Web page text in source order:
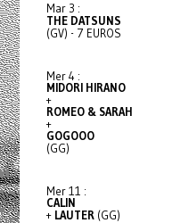
Mar 3 :
THE DATSUNS
(GV) - 7 EUROS
Mer 4 :
MIDORI HIRANO
+
ROMEO & SARAH
+
GOGOOO
(GG)
Mer 11 :
CALIN
+ LAUTER(GG)